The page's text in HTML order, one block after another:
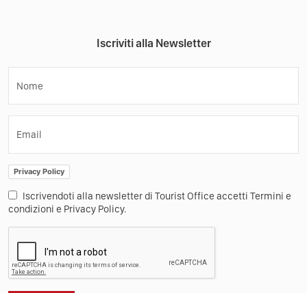
Iscriviti alla Newsletter
Nome
Email
Privacy Policy
Iscrivendoti alla newsletter di Tourist Office accetti Termini e
condizioni e Privacy Policy.